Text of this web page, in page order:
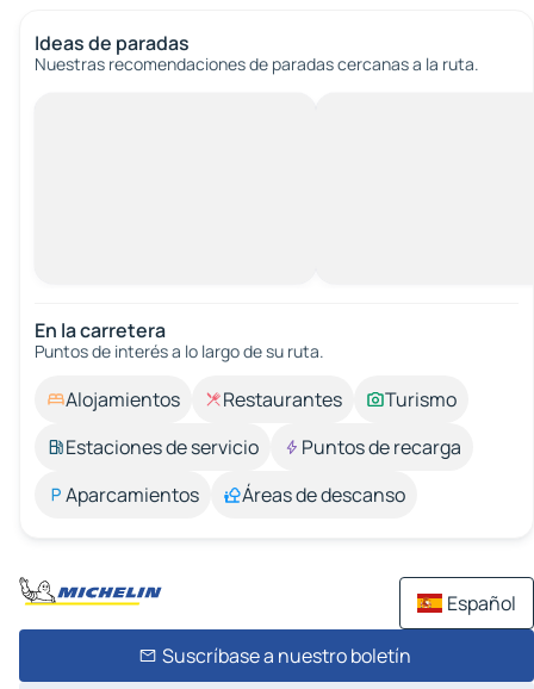
Ideas de paradas
Nuestras recomendaciones de paradas cercanas a la ruta.
En la carretera
Puntos de interés a lo largo de su ruta.
Alojamientos Restaurantes
Turismo
Estaciones de servicio
Puntos de recarga
Aparcamientos
Áreas de descanso
Español
Suscríbase a nuestro boletín